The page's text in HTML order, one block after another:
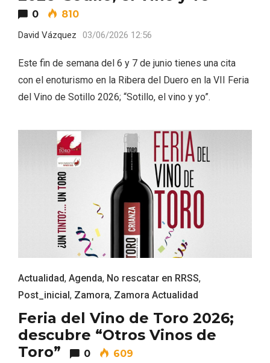
0 810
David Vázquez 03/06/2026 12:56
Este fin de semana del 6 y 7 de junio tienes una cita
con el enoturismo en la Ribera del Duero en la VII Feria
del Vino de Sotillo 2026; “Sotillo, el vino y yo”.
Actualidad, Agenda, No rescatar en RRSS,
Post_inicial, Zamora, Zamora Actualidad
Feria del Vino de Toro 2026;
descubre “Otros Vinos de
Toro”
0 609
Paseo nocturno por Valladolid